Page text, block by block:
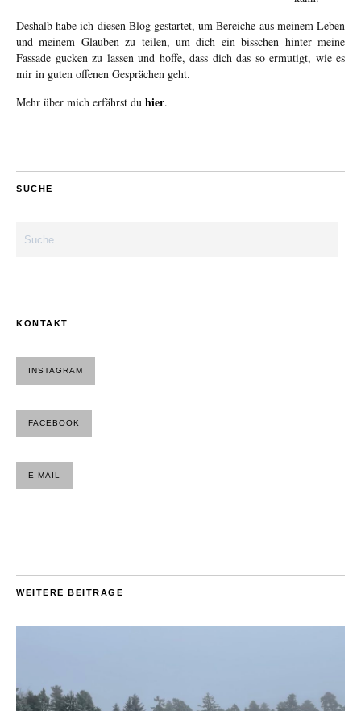
Deshalb habe ich diesen Blog gestartet, um Bereiche aus meinem Leben
und meinem Glauben zu teilen, um dich ein bisschen hinter meine
Fassade gucken zu lassen und hoffe, dass dich das so ermutigt, wie es
mir in guten offenen Gesprächen geht.
Mehr über mich erfährst du hier.
SUCHE
KONTAKT
INSTAGRAM
FACEBOOK
E-MAIL
WEITERE BEITRÄGE